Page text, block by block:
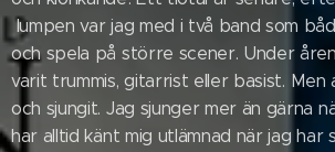
lumpen var jag med i två band som
och spela på större scener. Under
varit trummis, gitarrist eller basist. Men
och sjungit. Jag sjunger mer än gärna
har alltid känt mig utlämnad när jag har